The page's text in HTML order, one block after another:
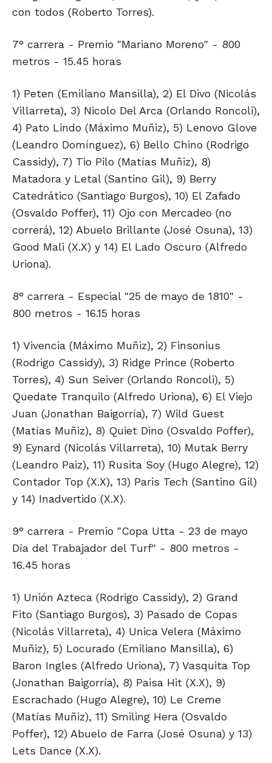
con todos (Roberto Torres).
7° carrera - Premio "Mariano Moreno" - 800
metros - 15.45 horas
1) Peten (Emiliano Mansilla), 2) El Divo (Nicolás
Villarreta), 3) Nicolo Del Arca (Orlando Roncoli),
4) Pato Lindo (Máximo Muñiz), 5) Lenovo Glove
(Leandro Domínguez), 6) Bello Chino (Rodrigo
Cassidy), 7) Tio Pilo (Matías Muñiz), 8)
Matadora y Letal (Santino Gil), 9) Berry
Catedrático (Santiago Burgos), 10) El Zafado
(Osvaldo Poffer), 11) Ojo con Mercadeo (no
correrá), 12) Abuelo Brillante (José Osuna), 13)
Good Mali (X.X) y 14) El Lado Oscuro (Alfredo
Uriona).
8° carrera - Especial "25 de mayo de 1810" -
800 metros - 16.15 horas
1) Vivencia (Máximo Muñiz), 2) Finsonius
(Rodrigo Cassidy), 3) Ridge Prince (Roberto
Torres), 4) Sun Seiver (Orlando Roncoli), 5)
Quedate Tranquilo (Alfredo Uriona), 6) El Viejo
Juan (Jonathan Baigorría), 7) Wild Guest
(Matías Muñiz), 8) Quiet Dino (Osvaldo Poffer),
9) Eynard (Nicolás Villarreta), 10) Mutak Berry
(Leandro Paiz), 11) Rusita Soy (Hugo Alegre), 12)
Contador Top (X.X), 13) Paris Tech (Santino Gil)
y 14) Inadvertido (X.X).
9° carrera - Premio "Copa Utta - 23 de mayo
Día del Trabajador del Turf" - 800 metros -
16.45 horas
1) Unión Azteca (Rodrigo Cassidy), 2) Grand
Fito (Santiago Burgos), 3) Pasado de Copas
(Nicolás Villarreta), 4) Unica Velera (Máximo
Muñiz), 5) Locurado (Emiliano Mansilla), 6)
Baron Ingles (Alfredo Uriona), 7) Vasquita Top
(Jonathan Baigorría), 8) Paisa Hit (X.X), 9)
Escrachado (Hugo Alegre), 10) Le Creme
(Matías Muñiz), 11) Smiling Hera (Osvaldo
Poffer), 12) Abuelo de Farra (José Osuna) y 13)
Lets Dance (X.X).